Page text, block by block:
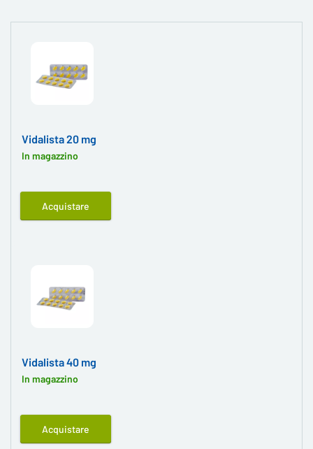
Vidalista 20 mg
In magazzino
Acquistare
Vidalista 40 mg
In magazzino
Acquistare